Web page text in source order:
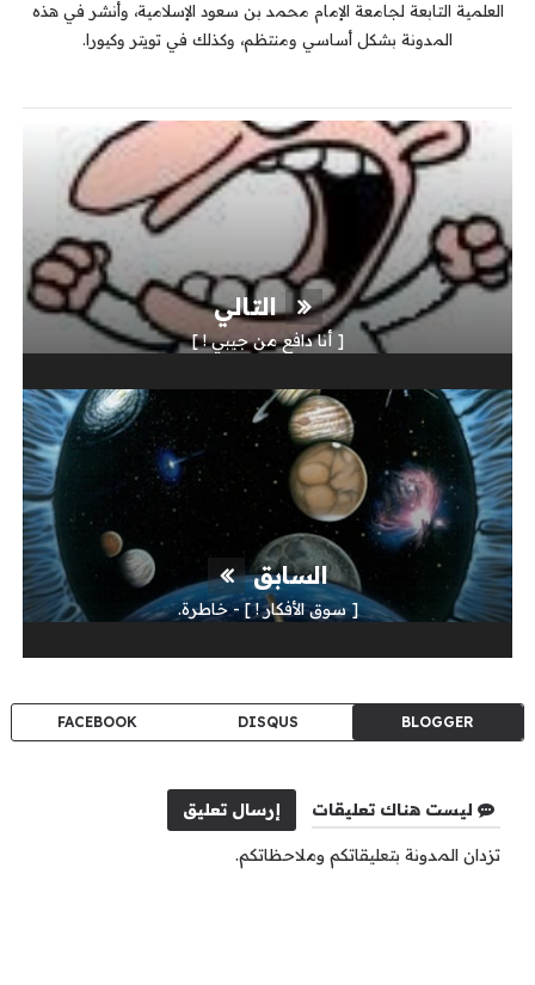
العلمية التابعة لجامعة الإمام محمد بن سعود الإسلامية، وأنشر في هذه
المدونة بشكل أساسي ومنتظم، وكذلك في تويتر وكيورا.
التالي
[ أنا دافع من جيبي ! ]
السابق
[ سوق الأفكار ! ] - خاطرة.
BLOGGER
DISQUS
FACEBOOK
ليست هناك تعليقات إرسال تعليق
تزدان المدونة بتعليقاتكم وملاحظاتكم.